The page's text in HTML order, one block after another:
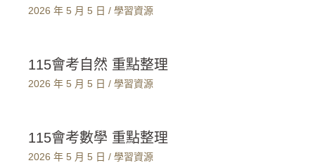
2026 年 5 月 5 日 / 學習資源
115會考自然 重點整理
2026 年 5 月 5 日 / 學習資源
115會考數學 重點整理
2026 年 5 月 5 日 / 學習資源